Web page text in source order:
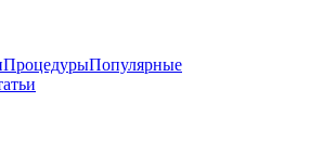
ПроцедурыПопулярные